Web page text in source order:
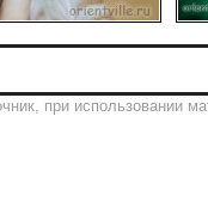
при использовании